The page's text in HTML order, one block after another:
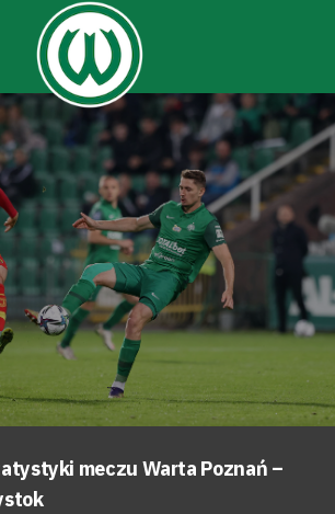
meczu Warta Poznań –